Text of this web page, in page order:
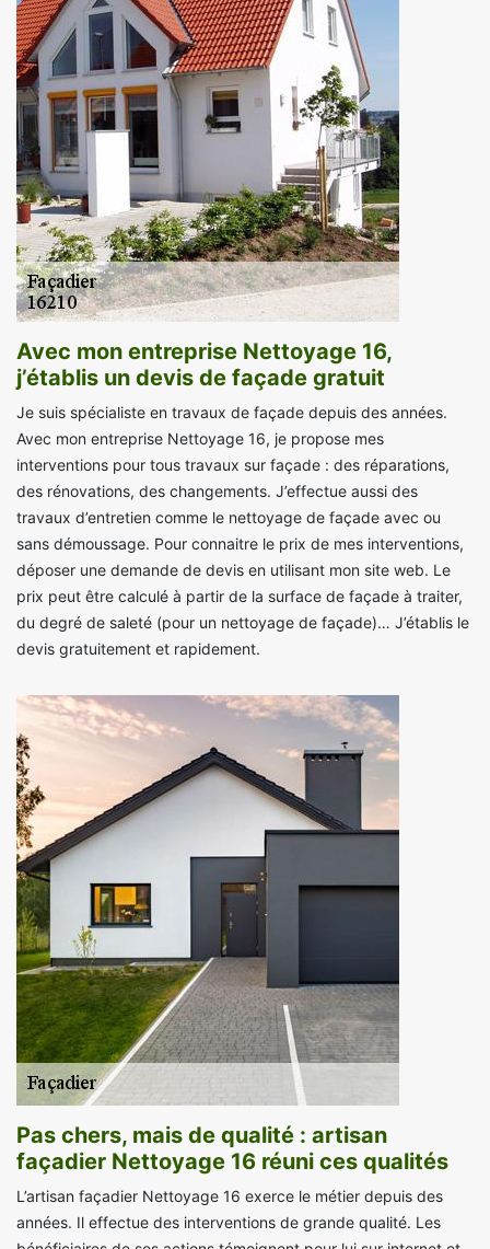
Avec mon entreprise Nettoyage 16,
j’établis un devis de façade gratuit
Je suis spécialiste en travaux de façade depuis des années.
Avec mon entreprise Nettoyage 16, je propose mes
interventions pour tous travaux sur façade : des réparations,
des rénovations, des changements. J’effectue aussi des
travaux d’entretien comme le nettoyage de façade avec ou
sans démoussage. Pour connaitre le prix de mes interventions,
déposer une demande de devis en utilisant mon site web. Le
prix peut être calculé à partir de la surface de façade à traiter,
du degré de saleté (pour un nettoyage de façade)… J’établis le
devis gratuitement et rapidement.
Pas chers, mais de qualité : artisan
façadier Nettoyage 16 réuni ces qualités
L’artisan façadier Nettoyage 16 exerce le métier depuis des
années. Il effectue des interventions de grande qualité. Les